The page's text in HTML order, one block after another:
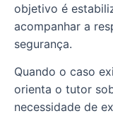
objetivo é
acompanhar a
segurança.
Quando o caso
orienta o tutor
necessidade de